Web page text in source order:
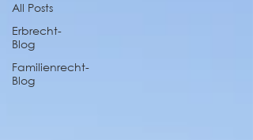
All Posts
Erbrecht-
Blog
Familienrecht-
Blog